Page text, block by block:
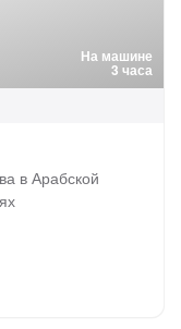
На машине
3 часа
в Арабской